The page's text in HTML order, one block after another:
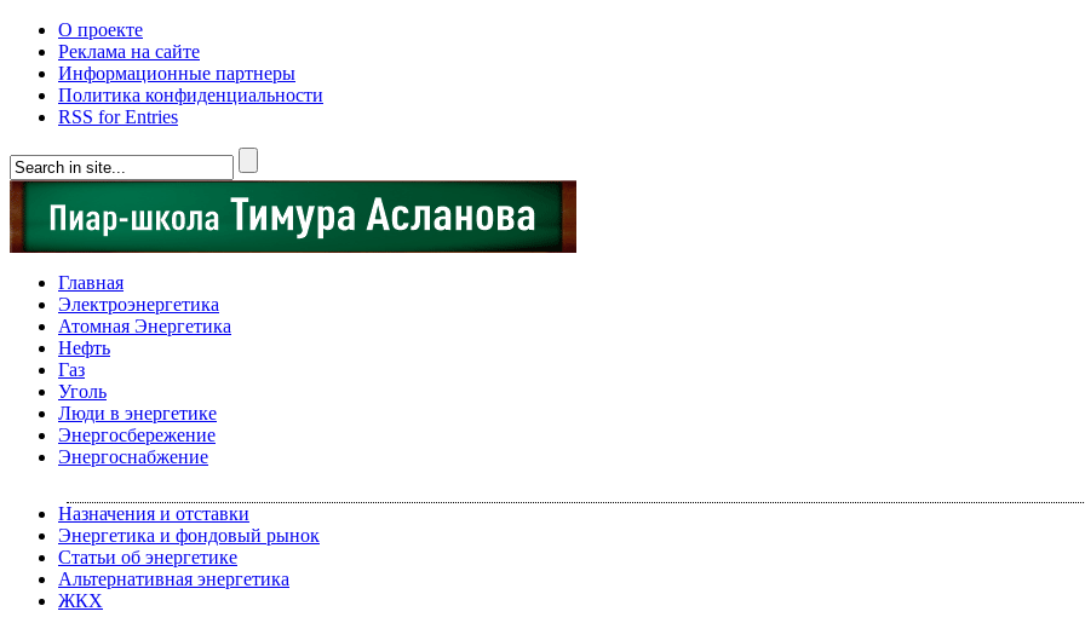
О проекте
Реклама на сайте
Информационные партнеры
Политика конфиденциальности
RSS for Entries
Главная
Электроэнергетика
Атомная Энергетика
Нефть
Газ
Уголь
Люди в энергетике
Энергосбережение
Энергоснабжение
Назначения и отставки
Энергетика и фондовый рынок
Статьи об энергетике
Альтернативная энергетика
ЖКХ